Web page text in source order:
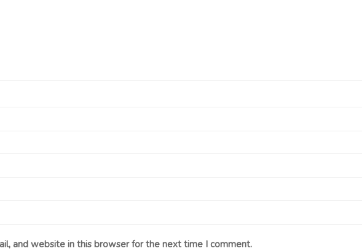
and website in this browser for the next time I comment.